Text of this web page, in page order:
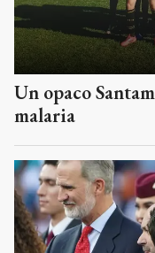
Un opaco
malaria